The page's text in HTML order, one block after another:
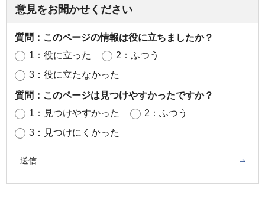
意見をお聞かせください
質問：このページの情報は役に立ちましたか？
1：役に立った
2：ふつう
3：役に立たなかった
質問：このページは見つけやすかったですか？
1：見つけやすかった
2：ふつう
3：見つけにくかった